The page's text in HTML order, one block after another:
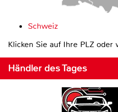
Schweiz
Klicken Sie auf Ihre PLZ oder
Händler des Tages